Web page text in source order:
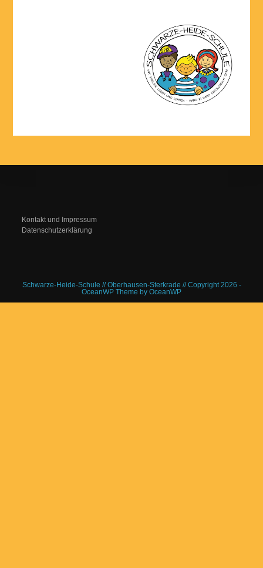
Kontakt und Impressum
Datenschutzerklärung
Schwarze-Heide-Schule // Oberhausen-Sterkrade // Copyright 2026 -
OceanWP Theme by OceanWP